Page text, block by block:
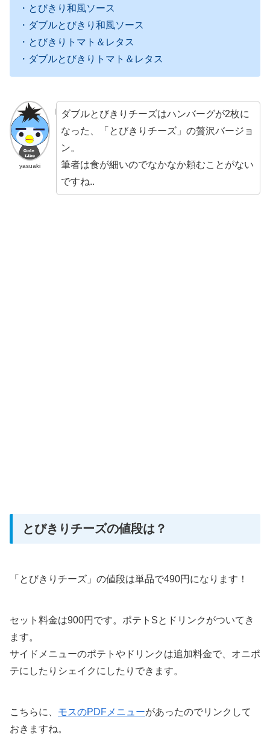
・とびきり和風ソース
・ダブルとびきり和風ソース
・とびきりトマト＆レタス
・ダブルとびきりトマト＆レタス
yasuaki
ダブルとびきりチーズはハンバーグが2枚に
なった、「とびきりチーズ」の贅沢バージョ
ン。
筆者は食が細いのでなかなか頼むことがない
ですね..
とびきりチーズの値段は？
「とびきりチーズ」の値段は単品で490円になります！
セット料金は900円です。ポテトSとドリンクがついてき
ます。
サイドメニューのポテトやドリンクは追加料金で、オニポ
テにしたりシェイクにしたりできます。
こちらに、 モスのPDFメニューがあったのでリンクして
おきますね。